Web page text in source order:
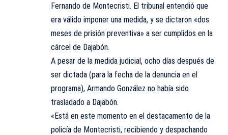
Fernando de Montecristi. El tribunal entendió que
era válido imponer una medida, y se dictaron «dos
meses de prisión preventiva» a ser cumplidos en la
cárcel de Dajabón.
A pesar de la medida judicial, ocho días después de
ser dictada (para la fecha de la denuncia en el
programa), Armando González no había sido
trasladado a Dajabón.
«Está en este momento en el destacamento de la
policía de Montecristi, recibiendo y despachando